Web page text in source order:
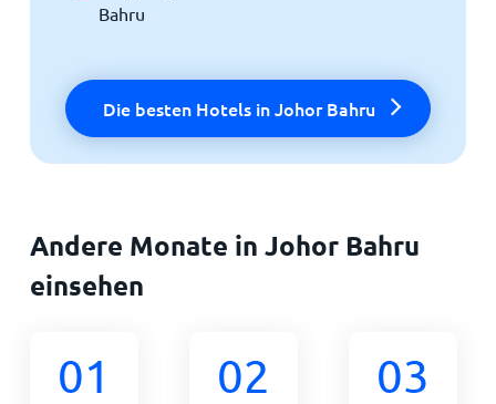
Bahru
Die besten Hotels in Johor Bahru
Andere Monate in Johor Bahru
einsehen
01 02 03